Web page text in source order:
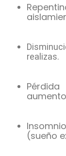
realizas.
(sueño